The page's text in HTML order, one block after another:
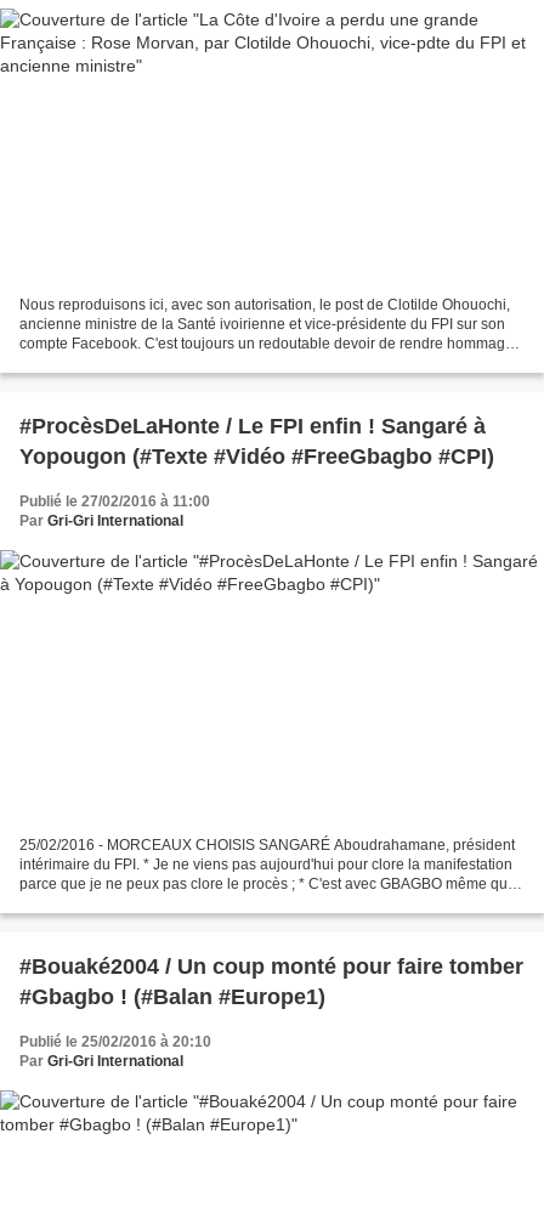
Nous reproduisons ici, avec son autorisation, le post de Clotilde Ohouochi,
ancienne ministre de la Santé ivoirienne et vice-présidente du FPI sur son
compte Facebook. C'est toujours un redoutable devoir de rendre hommage
#ProcèsDeLaHonte / Le FPI enfin ! Sangaré à
Yopougon (#Texte #Vidéo #FreeGbagbo #CPI)
Publié le 27/02/2016 à 11:00
Par Gri-Gri International
25/02/2016 - MORCEAUX CHOISIS SANGARÉ Aboudrahamane, président
intérimaire du FPI. * Je ne viens pas aujourd'hui pour clore la manifestation
parce que je ne peux pas clore le procès ; * C'est avec GBAGBO même que
#Bouaké2004 / Un coup monté pour faire tomber
#Gbagbo ! (#Balan #Europe1)
Publié le 25/02/2016 à 20:10
Par Gri-Gri International